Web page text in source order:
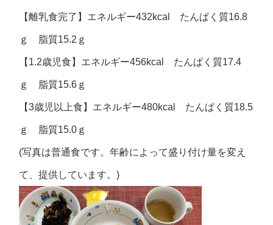
【離乳食完了】エネルギー432kcal たんぱく質16.8
ｇ 脂質15.2ｇ
【1.2歳児食】エネルギー456kcal たんぱく質17.4
ｇ 脂質15.6ｇ
【3歳児以上食】エネルギー480kcal たんぱく質18.5
ｇ 脂質15.0ｇ
(写真は普通食です。年齢によって盛り付け量を変え
て、提供しています。)